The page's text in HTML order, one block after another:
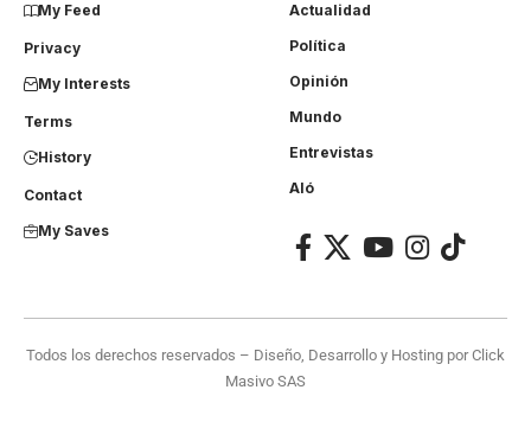
My Feed
Privacy
My Interests
Terms
History
Contact
My Saves
Actualidad
Política
Opinión
Mundo
Entrevistas
Aló
Todos los derechos reservados – Diseño, Desarrollo y Hosting porClick
Masivo SAS